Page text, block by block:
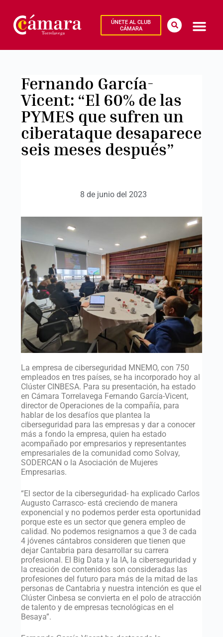
ÚNETE AL CLUB
CÁMARA
Fernando García-
Vicent: “El 60% de las
PYMES que sufren un
ciberataque desaparece
seis meses después”
8 de junio del 2023
La empresa de ciberseguridad MNEMO, con 750
empleados en tres países, se ha incorporado hoy al
Clúster CINBESA. Para su presentación, ha estado
en Cámara Torrelavega Fernando García-Vicent,
director de Operaciones de la compañía, para
hablar de los desafíos que plantea la
ciberseguridad para las empresas y dar a conocer
más a fondo la empresa, quien ha estado
acompañado por empresarios y representantes
empresariales de la comunidad como Solvay,
SODERCAN o la Asociación de Mujeres
Empresarias.
“El sector de la ciberseguridad- ha explicado Carlos
Augusto Carrasco- está creciendo de manera
exponencial y no podemos perder esta oportunidad
porque este es un sector que genera empleo de
calidad. No podemos resignarnos a que 3 de cada
4 jóvenes cántabros consideren que tienen que
dejar Cantabria para desarrollar su carrera
profesional. El Big Data y la IA, la ciberseguridad y
la creación de contenidos son consideradas las
profesiones del futuro para más de la mitad de las
personas de Cantabria y nuestra intención es que el
Clúster Cinbesa se convierta en el polo de atracción
de talento y de empresas tecnológicas en el
Besaya”.